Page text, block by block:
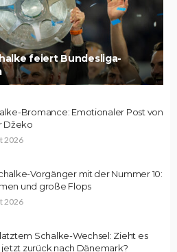
feiert Bundesliga-
Bromance: Emotionaler Post von
Džeko
2026
Vorgänger mit der Nummer 10:
und große Flops
2026
Schalke-Wechsel: Zieht es
zurück nach Dänemark?